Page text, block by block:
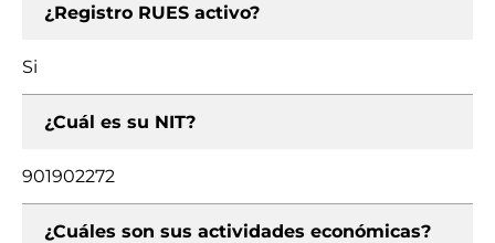
¿Registro RUES activo?
Si
¿Cuál es su NIT?
901902272
¿Cuáles son sus actividades económicas?